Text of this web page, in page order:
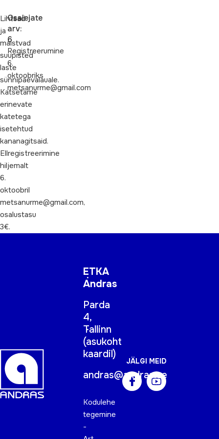
Lihtsad
ja
maistvad
suupisted
laste
sünnipäevalauale.
Katsetame
erinevate
katetega
isetehtud
kananagitsaid.
Ellregistreerimine
hiljemalt
6.
oktoobril
metsanurme@gmail.com,
osalustasu
3€.
Osalejate
arv:
6
Registreerumine
6.
oktoobriks
metsanurme@gmail.com
ETKA
Andras
Parda
4,
Tallinn
(asukoht
kaardil)
andras@andras.ee
Kodulehe
tegemine
-
JÄLGI MEID